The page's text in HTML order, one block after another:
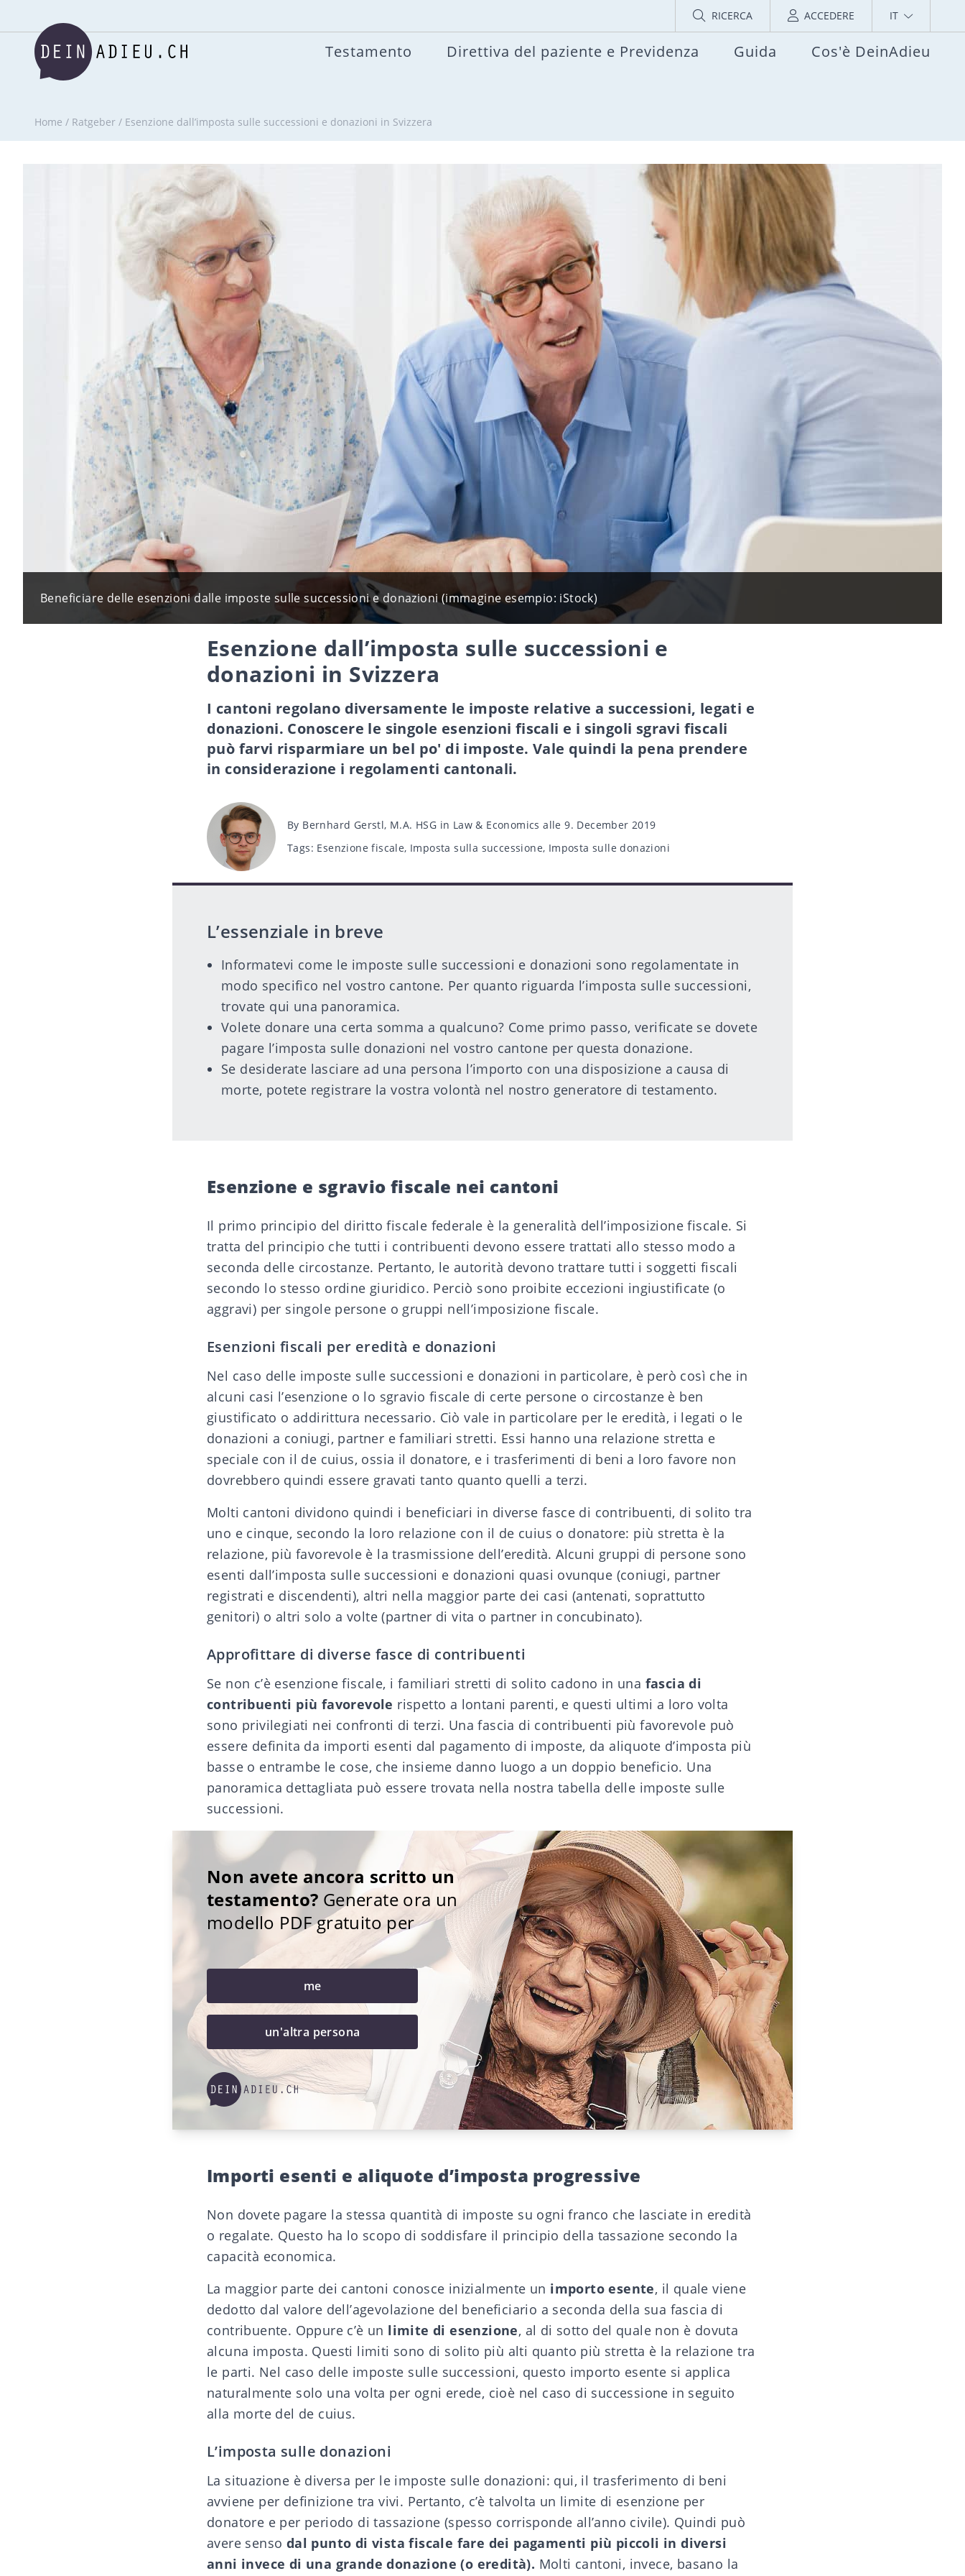
RICERCA ACCEDERE IT
Testamento Direttiva del paziente e Previdenza Guida Cos'è DeinAdieu
Home / Ratgeber / Esenzione dall’imposta sulle successioni e donazioni in Svizzera
Beneficiare delle esenzioni dalle imposte sulle successioni e donazioni (immagine esempio: iStock)
Esenzione dall’imposta sulle successioni e
donazioni in Svizzera
I cantoni regolano diversamente le imposte relative a successioni, legati e
donazioni. Conoscere le singole esenzioni fiscali e i singoli sgravi fiscali
può farvi risparmiare un bel po' di imposte. Vale quindi la pena prendere
in considerazione i regolamenti cantonali.
Post
By Bernhard Gerstl, M.A. HSG in Law & Economics alle 9. December 2019
Tags
Tags: Esenzione fiscale, Imposta sulla successione, Imposta sulle donazioni
L’essenziale in breve
Informatevi come le imposte sulle successioni e donazioni sono regolamentate in
modo specifico nel vostro cantone. Per quanto riguarda l’imposta sulle successioni,
trovate qui una panoramica.
Volete donare una certa somma a qualcuno? Come primo passo, verificate se dovete
pagare l’imposta sulle donazioni nel vostro cantone per questa donazione.
Se desiderate lasciare ad una persona l’importo con una disposizione a causa di
morte, potete registrare la vostra volontà nel nostro generatore di testamento.
Esenzione e sgravio fiscale nei cantoni
Il primo principio del diritto fiscale federale è la generalità dell’imposizione fiscale. Si
tratta del principio che tutti i contribuenti devono essere trattati allo stesso modo a
seconda delle circostanze. Pertanto, le autorità devono trattare tutti i soggetti fiscali
secondo lo stesso ordine giuridico. Perciò sono proibite eccezioni ingiustificate (o
aggravi) per singole persone o gruppi nell’imposizione fiscale.
Esenzioni fiscali per eredità e donazioni
Nel caso delle imposte sulle successioni e donazioni in particolare, è però così che in
alcuni casi l’esenzione o lo sgravio fiscale di certe persone o circostanze è ben
giustificato o addirittura necessario. Ciò vale in particolare per le eredità, i legati o le
donazioni a coniugi, partner e familiari stretti. Essi hanno una relazione stretta e
speciale con il de cuius, ossia il donatore, e i trasferimenti di beni a loro favore non
dovrebbero quindi essere gravati tanto quanto quelli a terzi.
Molti cantoni dividono quindi i beneficiari in diverse fasce di contribuenti, di solito tra
uno e cinque, secondo la loro relazione con il de cuius o donatore: più stretta è la
relazione, più favorevole è la trasmissione dell’eredità. Alcuni gruppi di persone sono
esenti dall’imposta sulle successioni e donazioni quasi ovunque (coniugi, partner
registrati e discendenti), altri nella maggior parte dei casi (antenati, soprattutto
genitori) o altri solo a volte (partner di vita o partner in concubinato).
Approfittare di diverse fasce di contribuenti
Se non c’è esenzione fiscale, i familiari stretti di solito cadono in una fascia di
contribuenti più favorevole rispetto a lontani parenti, e questi ultimi a loro volta
sono privilegiati nei confronti di terzi. Una fascia di contribuenti più favorevole può
essere definita da importi esenti dal pagamento di imposte, da aliquote d’imposta più
basse o entrambe le cose, che insieme danno luogo a un doppio beneficio. Una
panoramica dettagliata può essere trovata nella nostra tabella delle imposte sulle
successioni.
Non avete ancora scritto un
testamento? Generate ora un
modello PDF gratuito per
me
un'altra persona
Importi esenti e aliquote d’imposta progressive
Non dovete pagare la stessa quantità di imposte su ogni franco che lasciate in eredità
o regalate. Questo ha lo scopo di soddisfare il principio della tassazione secondo la
capacità economica.
La maggior parte dei cantoni conosce inizialmente un importo esente, il quale viene
dedotto dal valore dell’agevolazione del beneficiario a seconda della sua fascia di
contribuente. Oppure c’è un limite di esenzione, al di sotto del quale non è dovuta
alcuna imposta. Questi limiti sono di solito più alti quanto più stretta è la relazione tra
le parti. Nel caso delle imposte sulle successioni, questo importo esente si applica
naturalmente solo una volta per ogni erede, cioè nel caso di successione in seguito
alla morte del de cuius.
L’imposta sulle donazioni
La situazione è diversa per le imposte sulle donazioni: qui, il trasferimento di beni
avviene per definizione tra vivi. Pertanto, c’è talvolta un limite di esenzione per
donatore e per periodo di tassazione (spesso corrisponde all’anno civile). Quindi può
avere senso dal punto di vista fiscale fare dei pagamenti più piccoli in diversi
anni invece di una grande donazione (o eredità). Molti cantoni, invece, basano la